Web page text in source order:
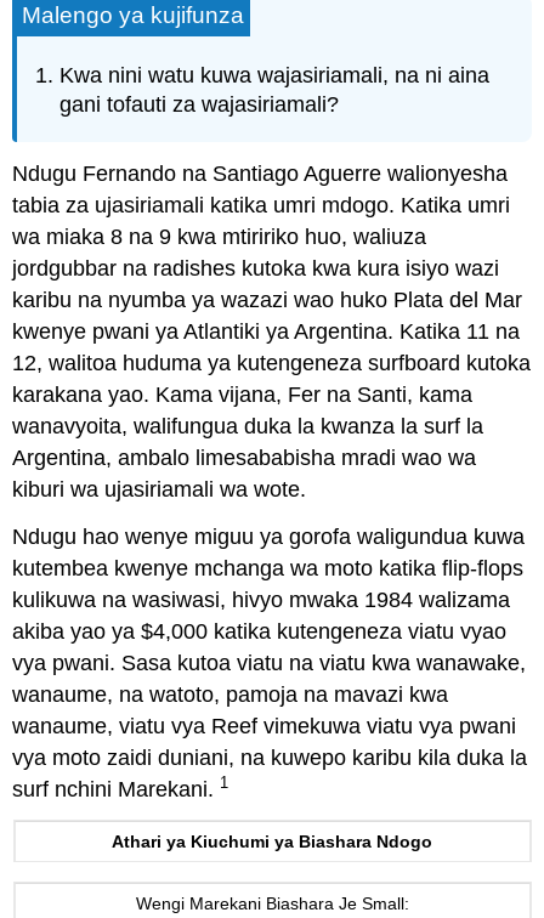
Malengo ya kujifunza
Kwa nini watu kuwa wajasiriamali, na ni aina
gani tofauti za wajasiriamali?
Ndugu Fernando na Santiago Aguerre walionyesha
tabia za ujasiriamali katika umri mdogo. Katika umri
wa miaka 8 na 9 kwa mtiririko huo, waliuza
jordgubbar na radishes kutoka kwa kura isiyo wazi
karibu na nyumba ya wazazi wao huko Plata del Mar
kwenye pwani ya Atlantiki ya Argentina. Katika 11 na
12, walitoa huduma ya kutengeneza surfboard kutoka
karakana yao. Kama vijana, Fer na Santi, kama
wanavyoita, walifungua duka la kwanza la surf la
Argentina, ambalo limesababisha mradi wao wa
kiburi wa ujasiriamali wa wote.
Ndugu hao wenye miguu ya gorofa waligundua kuwa
kutembea kwenye mchanga wa moto katika flip-flops
kulikuwa na wasiwasi, hivyo mwaka 1984 walizama
akiba yao ya $4,000 katika kutengeneza viatu vyao
vya pwani. Sasa kutoa viatu na viatu kwa wanawake,
wanaume, na watoto, pamoja na mavazi kwa
wanaume, viatu vya Reef vimekuwa viatu vya pwani
vya moto zaidi duniani, na kuwepo karibu kila duka la
surf nchini Marekani. 1
Athari ya Kiuchumi ya Biashara Ndogo
Wengi Marekani Biashara Je Small: